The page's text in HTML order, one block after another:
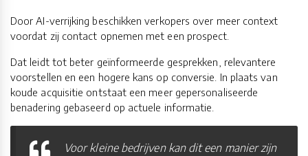
Door AI-verrijking beschikken verkopers over meer context
voordat zij contact opnemen met een prospect.
Dat leidt tot beter geïnformeerde gesprekken, relevantere
voorstellen en een hogere kans op conversie. In plaats van
koude acquisitie ontstaat een meer gepersonaliseerde
benadering gebaseerd op actuele informatie.
Voor kleine bedrijven kan dit een manier zijn